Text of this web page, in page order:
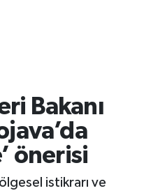
Bakanı
önerisi
istikrarı ve